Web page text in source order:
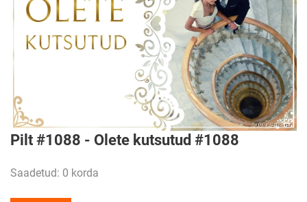
Pilt #1088 - Olete kutsutud #1088
Saadetud: 0 korda